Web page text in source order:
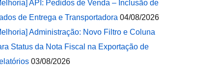
API: Pedidos de Venda – Inclusão de
de Entrega e Transportadora 04/08/2026
Administração: Novo Filtro e Coluna
Status da Nota Fiscal na Exportação de
03/08/2026